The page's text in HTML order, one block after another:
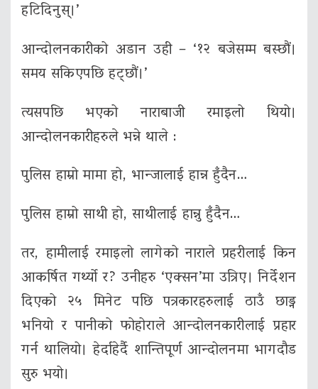
हटिदिनुस्।’
आन्दोलनकारीको अडान उही – ‘१२ बजेसम्म बस्छौं।
समय सकिएपछि हट्छौं।’
त्यसपछि भएको नाराबाजी रमाइलो थियो।
आन्दोलनकारीहरुले भन्ने थाले :
पुलिस हाम्रो मामा हो, भान्जालाई हान्न हुँदैन…
पुलिस हाम्रो साथी हो, साथीलाई हान्नु हुँदैन…
तर, हामीलाई रमाइलो लागेको नाराले प्रहरीलाई किन
आकर्षित गर्थ्यो र? उनीहरु ‘एक्सन’मा उत्रिए। निर्देशन
दिएको २५ मिनेट पछि पत्रकारहरुलाई ठाउँ छाड्न
भनियो र पानीको फोहोराले आन्दोलनकारीलाई प्रहार
गर्न थालियो। हेर्दाहेर्दै शान्तिपूर्ण आन्दोलनमा भागदौड
सुरु भयो।